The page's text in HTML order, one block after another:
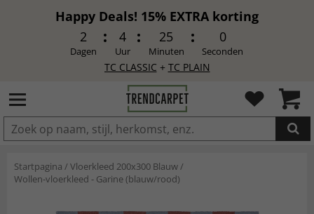
Happy Deals! 15% EXTRA korting
2
Dagen
4
Uur
24
Minuten
58
Seconden
TC CLASSIC + TC PLAIN
IN DE WINKELWAGEN GELEGD
Startpagina /Vloerkleed 200x300 Blauw/
Wollen-vloerkleed - Garine (blauw/rood)